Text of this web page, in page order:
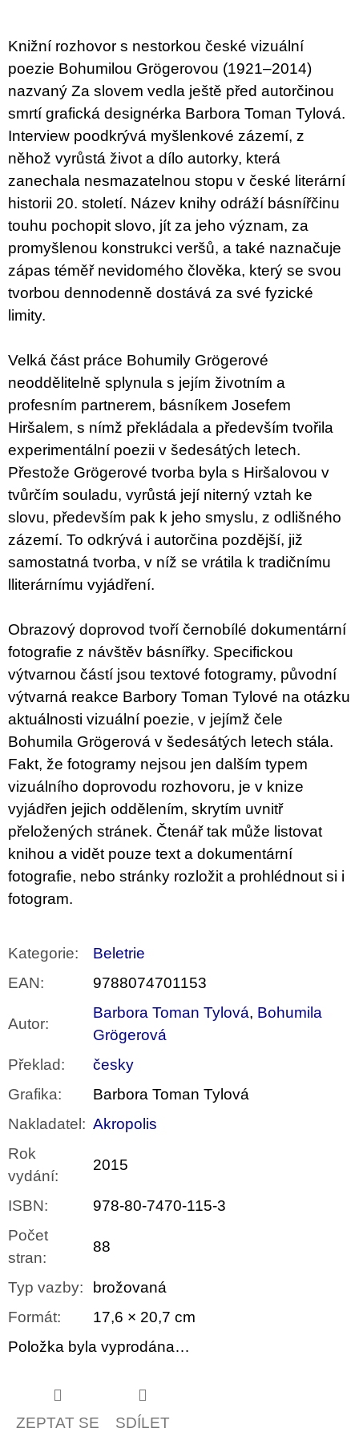
Knižní rozhovor s nestorkou české vizuální
poezie Bohumilou Grögerovou (1921–2014)
nazvaný Za slovem vedla ještě před autorčinou
smrtí grafická designérka Barbora Toman Tylová.
Interview poodkrývá myšlenkové zázemí, z
něhož vyrůstá život a dílo autorky, která
zanechala nesmazatelnou stopu v české literární
historii 20. století. Název knihy odráží básnířčinu
touhu pochopit slovo, jít za jeho význam, za
promyšlenou konstrukci veršů, a také naznačuje
zápas téměř nevidomého člověka, který se svou
tvorbou dennodenně dostává za své fyzické
limity.
Velká část práce Bohumily Grögerové
neoddělitelně splynula s jejím životním a
profesním partnerem, básníkem Josefem
Hiršalem, s nímž překládala a především tvořila
experimentální poezii v šedesátých letech.
Přestože Grögerové tvorba byla s Hiršalovou v
tvůrčím souladu, vyrůstá její niterný vztah ke
slovu, především pak k jeho smyslu, z odlišného
zázemí. To odkrývá i autorčina pozdější, již
samostatná tvorba, v níž se vrátila k tradičnímu
lliterárnímu vyjádření.
Obrazový doprovod tvoří černobílé dokumentární
fotografie z návštěv básnířky. Specifickou
výtvarnou částí jsou textové fotogramy, původní
výtvarná reakce Barbory Toman Tylové na otázku
aktuálnosti vizuální poezie, v jejímž čele
Bohumila Grögerová v šedesátých letech stála.
Fakt, že fotogramy nejsou jen dalším typem
vizuálního doprovodu rozhovoru, je v knize
vyjádřen jejich oddělením, skrytím uvnitř
přeložených stránek. Čtenář tak může listovat
knihou a vidět pouze text a dokumentární
fotografie, nebo stránky rozložit a prohlédnout si i
fotogram.
Kategorie:
Beletrie
EAN: 9788074701153
Autor:
Barbora Toman Tylová, Bohumila
Grögerová
Překlad:
česky
Grafika:
Barbora Toman Tylová
Nakladatel : Akropolis
Rok
vydání:
2015
ISBN:
978-80-7470-115-3
Počet
stran:
88
Typ vazby:
brožovaná
Formát:
17,6 × 20,7 cm
Položka byla vyprodána…
ZEPTAT SE SDÍLET
e
m
e
JMÉNO
Kč